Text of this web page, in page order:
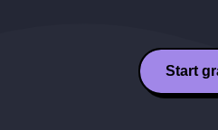
Start